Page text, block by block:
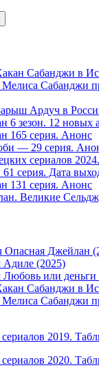
Сабанджи в
Сабанджи
Ардуч в
6 зезон. 12 новых
165 серия. Анонс
— 29 серия.
сериалов
серия. Дата
131 серия. Анонс
Великие
Опасная Джейлан
(2025)
или деньги
Сабанджи в
Сабанджи
2019.
2020.